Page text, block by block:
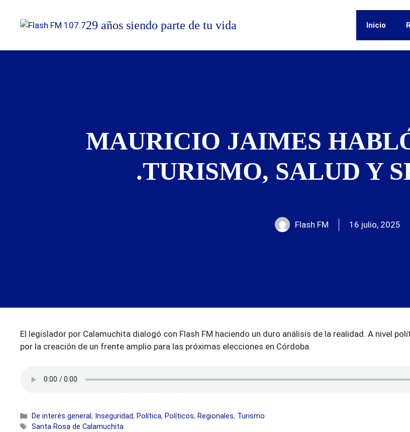
contenido
29 años siendo parte de tu vida Inicio
MAURICIO JAIMES
.TURISMO, SALUD Y
Flash FM 16 julio, 2025
El legislador por Calamuchita dialogó con Flash FM haciendo un duro análisis de la realidad. A nivel
por la creación de un frente amplio para las próximas elecciones en Córdoba.
Categorías
De interés general, Inseguridad, Política, Políticos, Regionales, Turismo
Etiquetas
Santa Rosa de Calamuchita